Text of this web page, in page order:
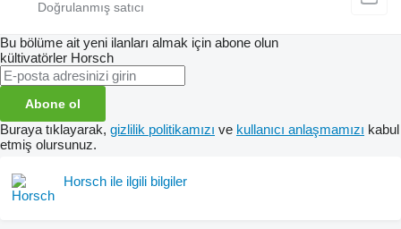
Bu bölüme ait yeni ilanları almak için abone olun
kültivatörler Horsch
Abone ol
Buraya tıklayarak, gizlilik politikamızı ve kullanıcı anlaşmamızı kabul
etmiş olursunuz.
Horsch ile ilgili bilgiler